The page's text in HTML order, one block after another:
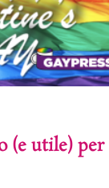
(e utile) per